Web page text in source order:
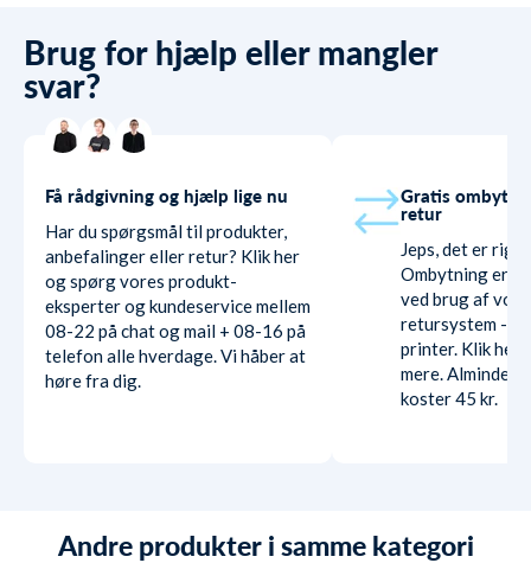
Brug for hjælp eller mangler
svar?
Få rådgivning og hjælp lige nu
Har du spørgsmål til produkter,
anbefalinger eller retur? Klik her
og spørg vores produkt-
eksperter og kundeservice mellem
08-22 på chat og mail + 08-16 på
telefon alle hverdage. Vi håber at
høre fra dig.
Gratis
retur
Jeps, det er
Ombytning er
ved brug af
retursystem -
printer. Klik her
mere.
koster 45 kr.
Andre produkter i samme kategori